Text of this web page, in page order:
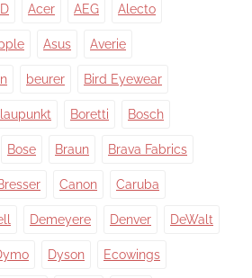
Acer AEG Alecto
Asus Averie
beurer Bird Eyewear
Boretti Bosch
Bose Braun Brava Fabrics
Canon Caruba
Demeyere Denver DeWalt
Dyson Ecowings